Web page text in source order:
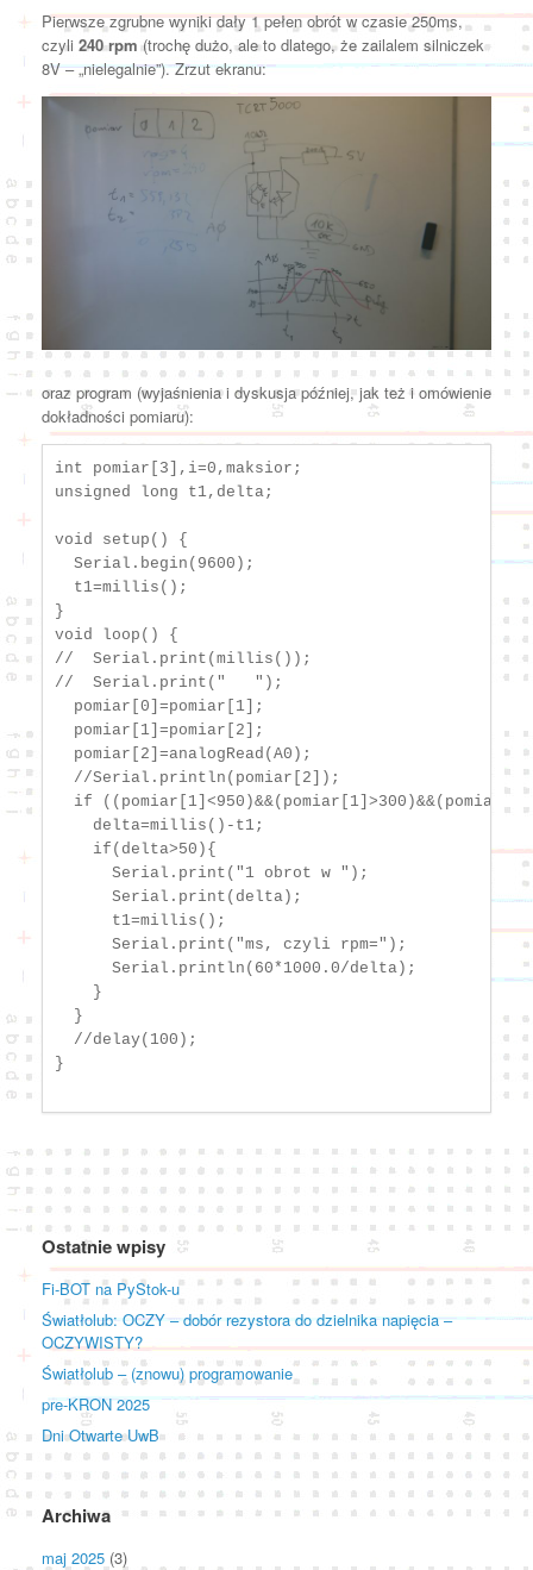
Pierwsze zgrubne wyniki dały 1 pełen obrót w czasie 250ms,
czyli 240 rpm (trochę dużo, ale to dlatego, że zailalem silniczek
8V – „nielegalnie”). Zrzut ekranu:
oraz program (wyjaśnienia i dyskusja później, jak też i omówienie
dokładności pomiaru):
int pomiar[3],i=0,maksior;
unsigned long t1,delta;
void setup() {
  Serial.begin(9600);
  t1=millis();
}
void loop() {
//  Serial.print(millis());
//  Serial.print("   ");
  pomiar[0]=pomiar[1];
  pomiar[1]=pomiar[2];
  pomiar[2]=analogRead(A0);
  //Serial.println(pomiar[2]);
if
    delta=millis()-t1;
    if(delta>50){
      Serial.print("1 obrot w ");
      Serial.print(delta);
      t1=millis();
      Serial.print("ms, czyli rpm=");
      Serial.println(60*1000.0/delta);
    }
  }
  //delay(100);
}
Ostatnie wpisy
Fi-BOT na PyStok-u
Światłolub: OCZY – dobór rezystora do dzielnika napięcia –
OCZYWISTY?
Światłolub – (znowu) programowanie
pre-KRON 2025
Dni Otwarte UwB
Archiwa
maj 2025 (3)